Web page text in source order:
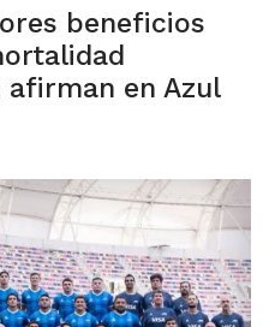
beneficios
en Azul